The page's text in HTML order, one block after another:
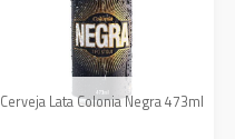
Cerveja Lata Colonia Negra 473ml